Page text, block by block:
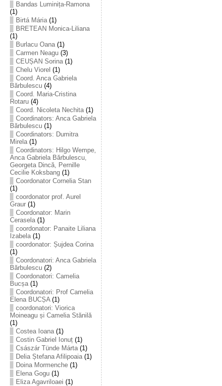
Bandas Luminița-Ramona
(1)
Birtá Mária(1)
BRETEAN Monica-Liliana
(1)
Burlacu Oana(1)
Carmen Neagu(3)
CEUȘAN Sorina(1)
Chelu Viorel (1)
Coord. Anca Gabriela
Bărbulescu(4)
Coord. Maria-Cristina
Rotaru(4)
Coord. Nicoleta Nechita(1)
Coordinators: Anca Gabriela
Bărbulescu(1)
Coordinators: Dumitra
Mirela(1)
Coordinators: Hilgo Wempe,
Anca Gabriela Bărbulescu,
Georgeta Dincă, Pernille
Cecilie Koksbang(1)
Coordonator Cornelia Stan
(1)
coordonator prof. Aurel
Graur(1)
Coordonator: Marin
Cerasela(1)
coordonator: Panaite Liliana
Izabela(1)
coordonator: Șujdea Corina
(1)
Coordonatori: Anca Gabriela
Bărbulescu(2)
Coordonatori: Camelia
Bucșa(1)
Coordonatori: Prof Camelia
Elena BUCȘA(1)
coordonatori: Viorica
Moineagu și Camelia Stănilă
(1)
Costea Ioana(1)
Costin Gabriel Ionuț(1)
Császár Tünde Márta(1)
Delia Ștefana Afilipoaia(1)
Doina Mormenche(1)
Elena Gogu(1)
Eliza Agavriloaei (1)